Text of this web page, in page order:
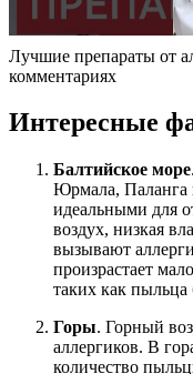
Лучшие препараты от
комментариях
Интересные
Балтийское море
Юрмала, Паланга
идеальными для
воздух, низкая
вызывают
произрастает
таких как
Горы. Горный
аллергиков. В
количество